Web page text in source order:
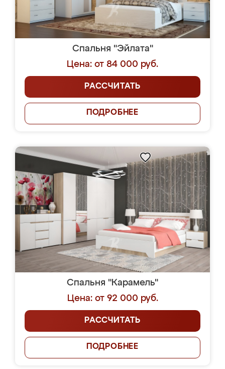
Спальня "Эйлата"
Цена: от 84 000 руб.
РАССЧИТАТЬ
ПОДРОБНЕЕ
Спальня "Карамель"
Цена: от 92 000 руб.
РАССЧИТАТЬ
ПОДРОБНЕЕ